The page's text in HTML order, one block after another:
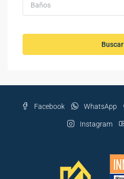
Baños
Buscar
Facebook WhatsApp
Instagram